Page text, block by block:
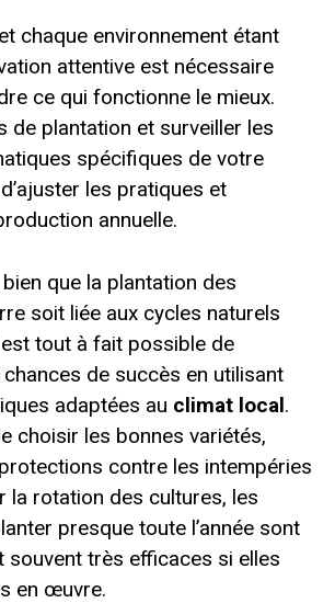
chaque environnement étant
attentive est nécessaire
ce qui fonctionne le mieux.
de plantation et surveiller les
spécifiques de votre
les pratiques et
annuelle.
que la plantation des
soit liée aux cycles naturels
tout à fait possible de
de succès en utilisant
adaptées au climat local.
choisir les bonnes variétés,
contre les intempéries
la rotation des cultures, les
presque toute l’année sont
souvent très efficaces si elles
en œuvre.